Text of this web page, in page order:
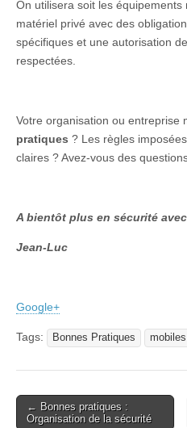
On utilisera soit les équipements
matériel privé avec des
spécifiques et une autorisation
respectées.
Votre organisation ou
pratiques ? Les règles
claires ? Avez-vous des
A bientôt plus en sécurité
Jean-Luc
Google+
Tags: Bonnes Pratiques mobiles
Post navigation
← Bonnes pratiques :
Organisation de la sécurité